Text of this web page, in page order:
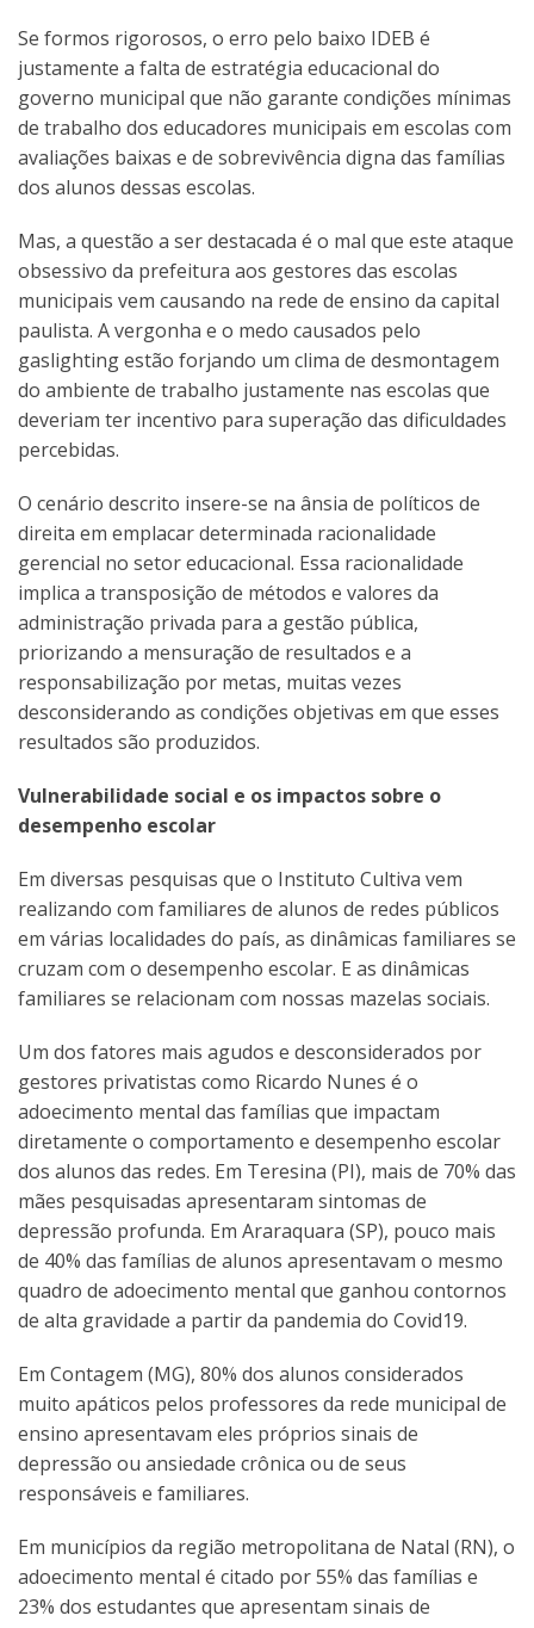
Se formos rigorosos, o erro pelo baixo IDEB é
justamente a falta de estratégia educacional do
governo municipal que não garante condições mínimas
de trabalho dos educadores municipais em escolas com
avaliações baixas e de sobrevivência digna das famílias
dos alunos dessas escolas.
Mas, a questão a ser destacada é o mal que este ataque
obsessivo da prefeitura aos gestores das escolas
municipais vem causando na rede de ensino da capital
paulista. A vergonha e o medo causados pelo
gaslighting estão forjando um clima de desmontagem
do ambiente de trabalho justamente nas escolas que
deveriam ter incentivo para superação das dificuldades
percebidas.
O cenário descrito insere-se na ânsia de políticos de
direita em emplacar determinada racionalidade
gerencial no setor educacional. Essa racionalidade
implica a transposição de métodos e valores da
administração privada para a gestão pública,
priorizando a mensuração de resultados e a
responsabilização por metas, muitas vezes
desconsiderando as condições objetivas em que esses
resultados são produzidos.
Vulnerabilidade social e os impactos sobre o
desempenho escolar
Em diversas pesquisas que o Instituto Cultiva vem
realizando com familiares de alunos de redes públicos
em várias localidades do país, as dinâmicas familiares se
cruzam com o desempenho escolar. E as dinâmicas
familiares se relacionam com nossas mazelas sociais.
Um dos fatores mais agudos e desconsiderados por
gestores privatistas como Ricardo Nunes é o
adoecimento mental das famílias que impactam
diretamente o comportamento e desempenho escolar
dos alunos das redes. Em Teresina (PI), mais de 70% das
mães pesquisadas apresentaram sintomas de
depressão profunda. Em Araraquara (SP), pouco mais
de 40% das famílias de alunos apresentavam o mesmo
quadro de adoecimento mental que ganhou contornos
de alta gravidade a partir da pandemia do Covid19.
Em Contagem (MG), 80% dos alunos considerados
muito apáticos pelos professores da rede municipal de
ensino apresentavam eles próprios sinais de
depressão ou ansiedade crônica ou de seus
responsáveis e familiares.
Em municípios da região metropolitana de Natal (RN), o
adoecimento mental é citado por 55% das famílias e
23% dos estudantes que apresentam sinais de